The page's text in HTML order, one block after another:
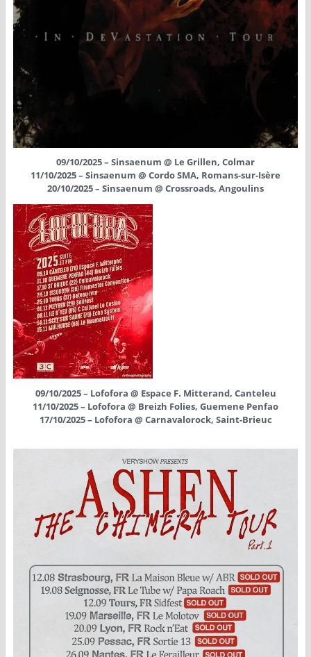
09/10/2025 – Sinsaenum @ Le Grillen, Colmar
11/10/2025 – Sinsaenum @ Cordo SMA, Romans-sur-Isère
20/10/2025 – Sinsaenum @ Crossroads, Angoulins
09/10/2025 – Lofofora @ Espace F. Mitterand, Canteleu
11/10/2025 – Lofofora @ Breizh Folies, Guemene Penfao
17/10/2025 – Lofofora @ Carnavalorock, Saint-Brieuc